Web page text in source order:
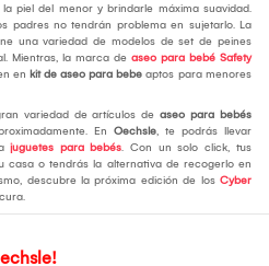
piel del menor y brindarle máxima suavidad.
padres no tendrán problema en sujetarlo. La
una variedad de modelos de set de peines
Mientras, la marca de aseo para bebé Safety
en kit de aseo para bebe aptos para menores
variedad de artículos de aseo para bebés
En Oechsle, te podrás llevar
juguetes para bebés. Con un solo click, tus
casa o tendrás la alternativa de recogerlo en
descubre la próxima edición de los Cyber